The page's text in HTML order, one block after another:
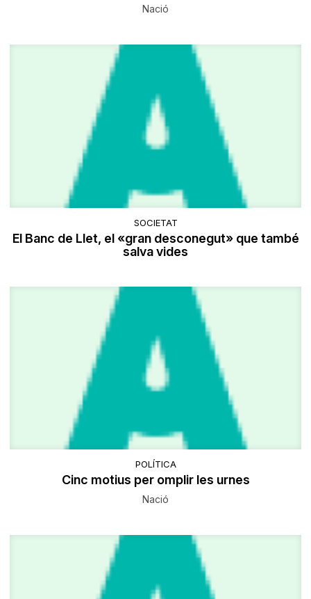
Nació
SOCIETAT
El Banc de Llet, el «gran desconegut» que també
salva vides
POLÍTICA
Cinc motius per omplir les urnes
Nació